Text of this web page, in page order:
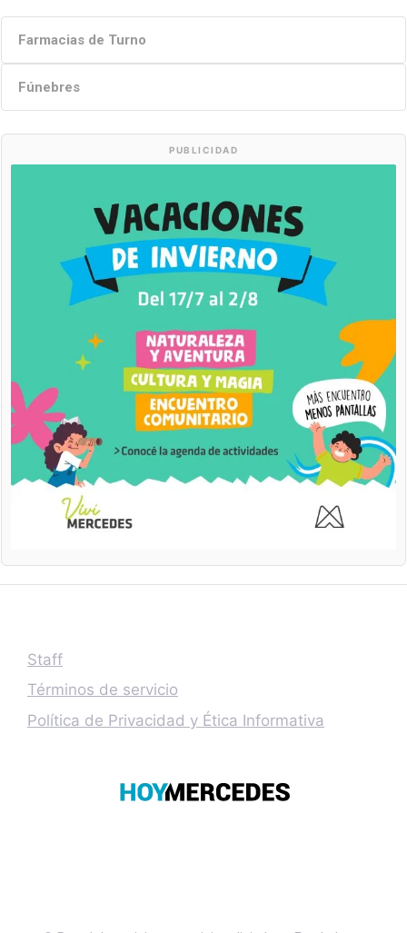
Farmacias de Turno
Fúnebres
PUBLICIDAD
Staff
Términos de servicio
Política de Privacidad y Ética Informativa